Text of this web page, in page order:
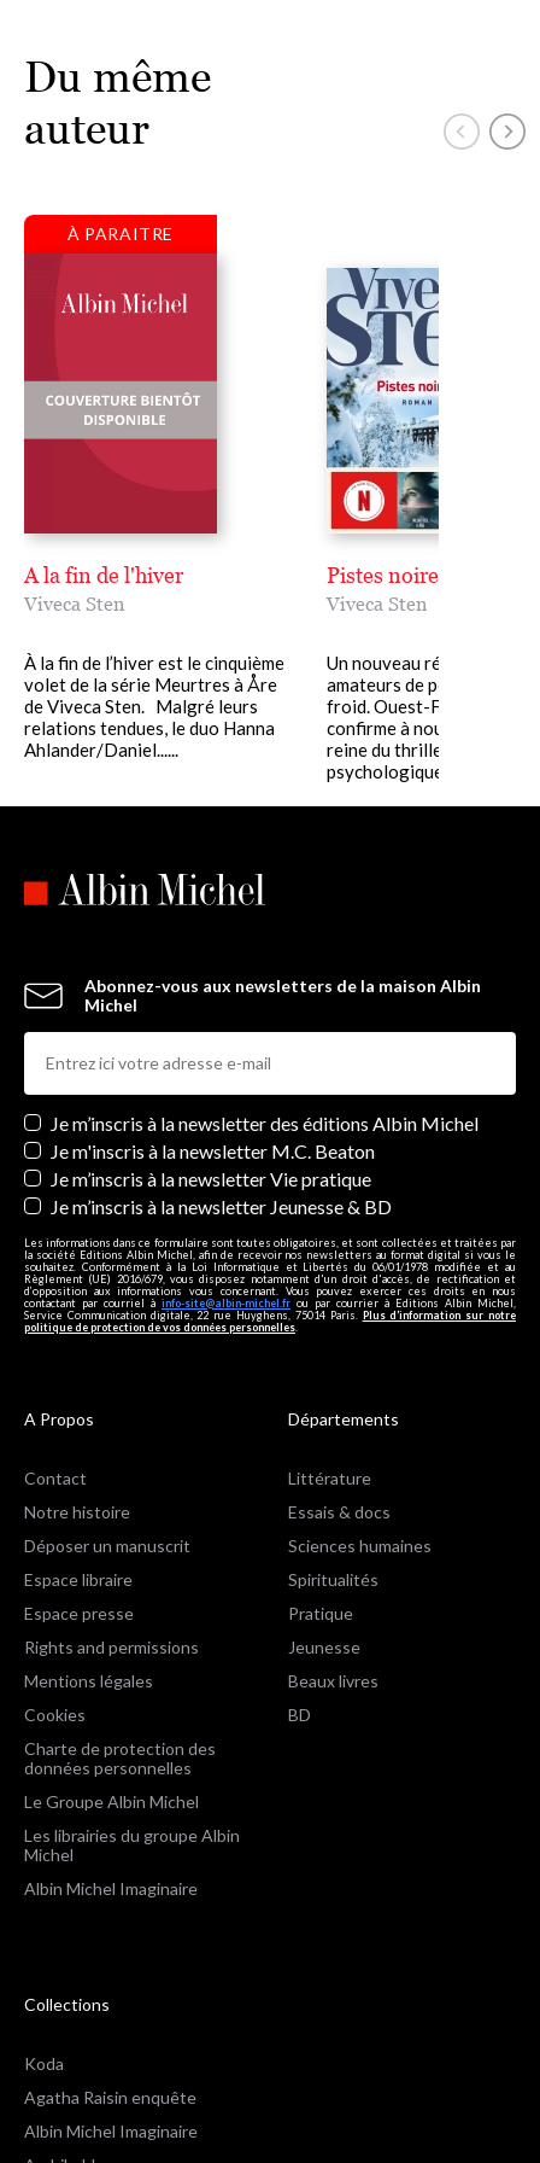
Du même
auteur
À PARAITRE
A la fin de l'hiver
Viveca Sten
À la fin de l’hiver est le cinquième
volet de la série Meurtres à Åre
de Viveca Sten. Malgré leurs
relations tendues, le duo Hanna
Ahlander/Daniel......
Pistes noires
Viveca Sten
Un nouveau régal pour les
amateurs de polars venus
froid. Ouest-France
confirme à nouveau son
reine du thriller
psychologique......
Abonnez-vous aux newsletters de la maison Albin
Michel
Newsletters
Je m’inscris à la newsletter des éditions Albin Michel
Je m'inscris à la newsletter M.C. Beaton
Je m’inscris à la newsletter Vie pratique
Je m’inscris à la newsletter Jeunesse & BD
Les informations dans ce formulaire sont toutes obligatoires, et sont collectées et traitées par
la société Editions Albin Michel, afin de recevoir nos newsletters au format digital si vous le
souhaitez. Conformément à la Loi Informatique et Libertés du 06/01/1978 modifiée et au
Règlement (UE) 2016/679, vous disposez notamment d'un droit d'accès, de rectification et
d’opposition aux informations vous concernant. Vous pouvez exercer ces droits en nous
contactant par courriel à info-site@albin-michel.fr ou par courrier à Editions Albin Michel,
Service Communication digitale, 22 rue Huyghens, 75014 Paris. Plus d’information sur notre
politique de protection de vos données personnelles
A Propos
Contact
Notre histoire
Déposer un manuscrit
Espace libraire
Espace presse
Rights and permissions
Mentions légales
Cookies
Charte de protection des
données personnelles
Le Groupe Albin Michel
Les librairies du groupe Albin
Michel
Albin Michel Imaginaire
Départements
Littérature
Essais & docs
Sciences humaines
Spiritualités
Pratique
Jeunesse
Beaux livres
BD
Collections
Koda
Agatha Raisin enquête
Albin Michel Imaginaire